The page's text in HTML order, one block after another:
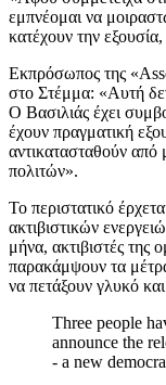
εμπνέομαι να
κατέχουν την
Εκπρόσωπος της
στο Στέμμα: «Αυτή
Ο Βασιλιάς έχει
έχουν πραγματική
αντικατασταθούν από
πολιτών».
Το περιστατικό
ακτιβιστικών
μήνα, ακτιβιστές
παρακάμψουν τα
να πετάξουν γλυκό
Three people
announce the
- a new